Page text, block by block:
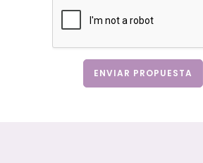
ENVIAR PROPUESTA